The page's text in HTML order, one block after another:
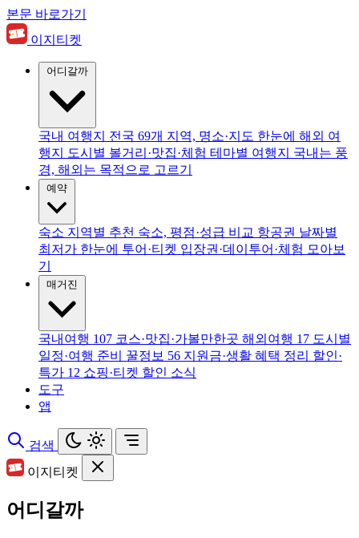
본문 바로가기
이지티켓
국내 여행지 전국 69개 지역, 명소·지도 한눈에 해외 여
행지
도시별 볼거리·맛집·체험 테마별 여행지
국내는 풍
경, 해외는 목적으로 고르기
숙소 지역별 추천 숙소, 평점·성급 비교 항공권 날짜별
최저가 한눈에 투어·티켓 입장권·데이투어·체험 모아보
기
국내여행 107 코스·맛집·가볼만한곳 해외여행 17 도시별
일정·여행 준비
꿀정보 56 지원금·생활 혜택 정리 할인·
특가 12 쇼핑·티켓 할인 소식
도구
앱
검색
이지티켓
어디갈까